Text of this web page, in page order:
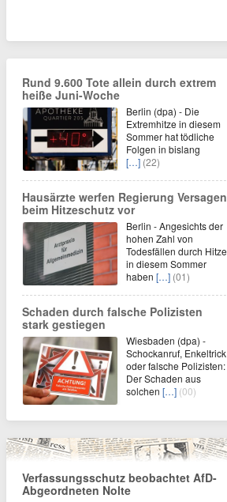
Rund 9.600 Tote allein durch extrem
heiße Juni-Woche
Berlin (dpa) - Die
Extremhitze in diesem
Sommer hat tödliche
Folgen in bislang
[…] (22)
Hausärzte werfen Regierung Versagen
beim Hitzeschutz vor
Berlin - Angesichts der
hohen Zahl von
Todesfällen durch Hitze
in diesem Sommer
haben […] (01)
Schaden durch falsche Polizisten
stark gestiegen
Wiesbaden (dpa) -
Schockanruf, Enkeltrick
oder falsche Polizisten:
Der Schaden aus
solchen […] (00)
Verfassungsschutz beobachtet AfD-
Abgeordneten Nolte